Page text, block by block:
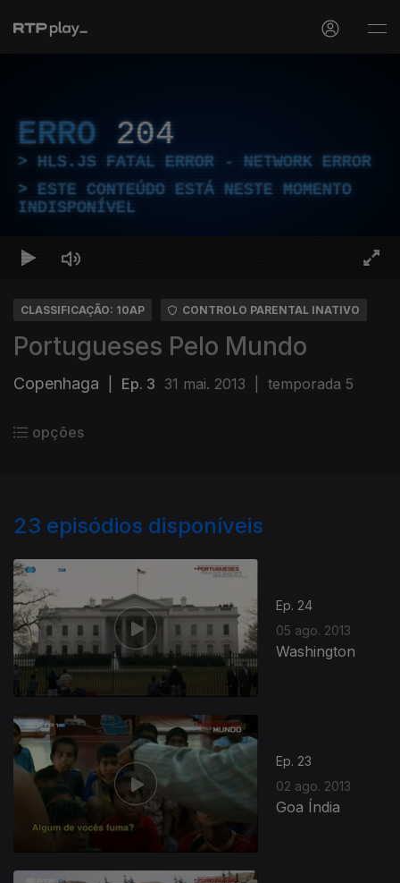
ERRO 204
HLS.JS FATAL ERROR - NETWORK ERROR
ESTE CONTEÚDO ESTÁ NESTE MOMENTO
INDISPONÍVEL
CLASSIFICAÇÃO: 10AP CONTROLO PARENTAL INATIVO
Portugueses Pelo Mundo
Copenhaga Ep. 3 31 mai. 2013 temporada 5
opções
23 episódios disponíveis
Ep. 24
05 ago. 2013
Washington
Ep. 23
02 ago. 2013
Goa Índia